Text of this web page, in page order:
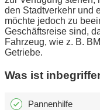
den Stadtverkehr und
möchte jedoch zu
Geschäftsreise sind,
Fahrzeug, wie z. B.
Getriebe.
Was ist
Pannenhilfe